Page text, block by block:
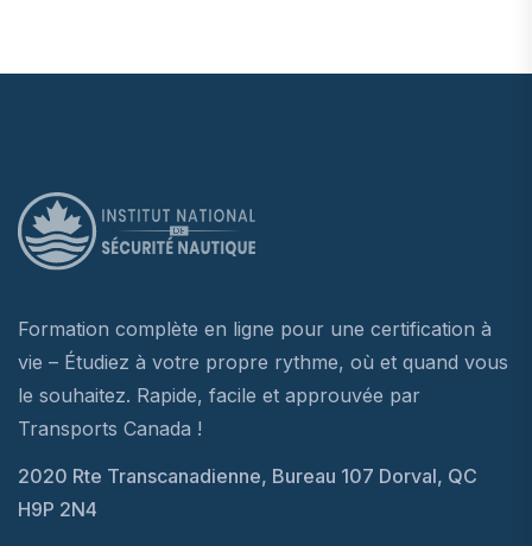
Formation complète en ligne pour une certification à
vie – Étudiez à votre propre rythme, où et quand vous
le souhaitez. Rapide, facile et approuvée par
Transports Canada !
2020 Rte Transcanadienne, Bureau 107 Dorval, QC
H9P 2N4